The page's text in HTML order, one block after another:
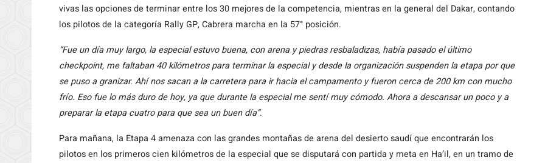
vivas las opciones de terminar entre los 30 mejores de la competencia, mientras en la general del Dakar, contando
los pilotos de la categoría Rally GP, Cabrera marcha en la 57° posición.
“Fue un día muy largo, la especial estuvo buena, con arena y piedras resbaladizas, había pasado el último
checkpoint, me faltaban 40 kilómetros para terminar la especial y desde la organización suspenden la etapa por que
se puso a granizar. Ahí nos sacan a la carretera para ir hacia el campamento y fueron cerca de 200 km con mucho
frío. Eso fue lo más duro de hoy, ya que durante la especial me sentí muy cómodo. Ahora a descansar un poco y a
preparar la etapa cuatro para que sea un buen día”.
Para mañana, la Etapa 4 amenaza con las grandes montañas de arena del desierto saudí que encontrarán los
pilotos en los primeros cien kilómetros de la especial que se disputará con partida y meta en Ha’il, en un tramo de